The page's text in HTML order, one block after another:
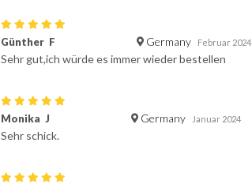
Günther F Germany Februar 2024
Sehr gut,ich würde es immer wieder bestellen
Monika J Germany Januar 2024
Sehr schick.